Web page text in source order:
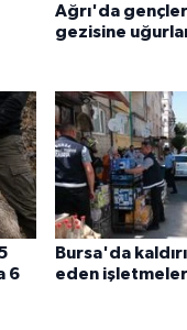
Ağrı'da
gezisine
6
Bursa'da
eden